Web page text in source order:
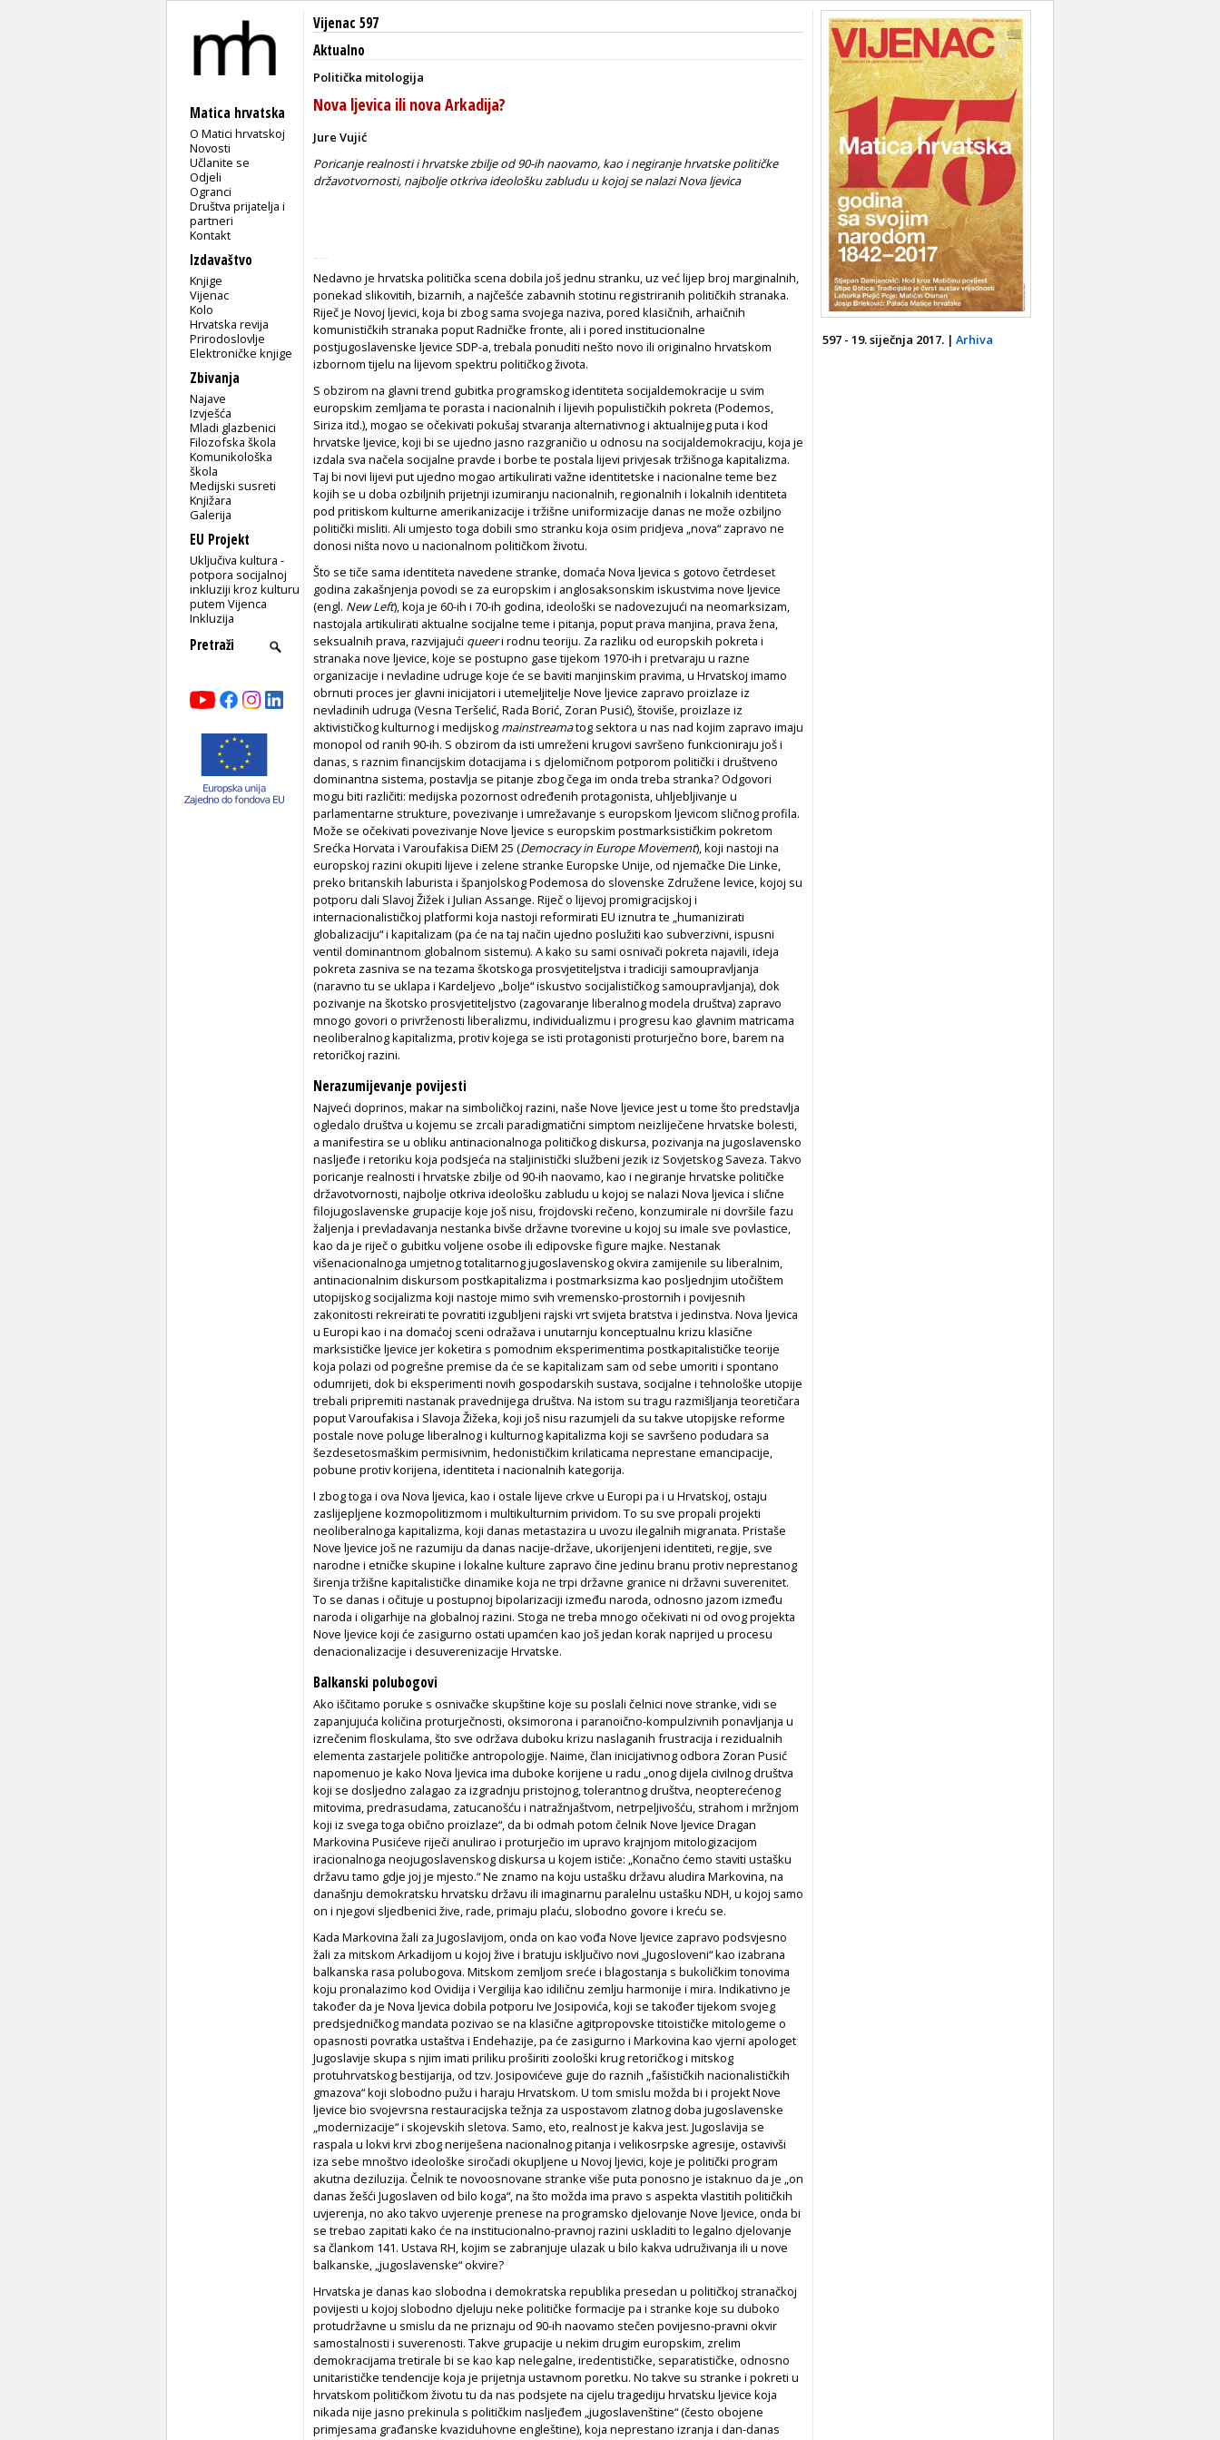
Matica hrvatska
O Matici hrvatskoj
Novosti
Učlanite se
Odjeli
Ogranci
Društva prijatelja i
partneri
Kontakt
Izdavaštvo
Knjige
Vijenac
Kolo
Hrvatska revija
Prirodoslovlje
Elektroničke knjige
Zbivanja
Najave
Izvješća
Mladi glazbenici
Filozofska škola
Komunikološka
škola
Medijski susreti
Knjižara
Galerija
EU Projekt
Uključiva kultura -
potpora socijalnoj
inkluziji kroz kulturu
putem Vijenca
Inkluzija
Vijenac 597
Aktualno
Politička mitologija
Nova ljevica ili nova Arkadija?
Jure Vujić
Poricanje realnosti i hrvatske zbilje od 90-ih naovamo, kao i negiranje hrvatske političke
državotvornosti, najbolje otkriva ideološku zabludu u kojoj se nalazi Nova ljevica
Nedavno je hrvatska politička scena dobila još jednu stranku, uz već lijep broj marginalnih,
ponekad slikovitih, bizarnih, a najčešće zabavnih stotinu registriranih političkih stranaka.
Riječ je Novoj ljevici, koja bi zbog sama svojega naziva, pored klasičnih, arhaičnih
komunističkih stranaka poput Radničke fronte, ali i pored institucionalne
postjugoslavenske ljevice SDP-a, trebala ponuditi nešto novo ili originalno hrvatskom
izbornom tijelu na lijevom spektru političkog života.
S obzirom na glavni trend gubitka programskog identiteta socijaldemokracije u svim
europskim zemljama te porasta i nacionalnih i lijevih populističkih pokreta (Podemos,
Siriza itd.), mogao se očekivati pokušaj stvaranja alternativnog i aktualnijeg puta i kod
hrvatske ljevice, koji bi se ujedno jasno razgraničio u odnosu na socijaldemokraciju, koja je
izdala sva načela socijalne pravde i borbe te postala lijevi privjesak tržišnoga kapitalizma.
Taj bi novi lijevi put ujedno mogao artikulirati važne identitetske i nacionalne teme bez
kojih se u doba ozbiljnih prijetnji izumiranju nacionalnih, regionalnih i lokalnih identiteta
pod pritiskom kulturne amerikanizacije i tržišne uniformizacije danas ne može ozbiljno
politički misliti. Ali umjesto toga dobili smo stranku koja osim pridjeva „nova“ zapravo ne
donosi ništa novo u nacionalnom političkom životu.
Što se tiče sama identiteta navedene stranke, domaća Nova ljevica s gotovo četrdeset
godina zakašnjenja povodi se za europskim i anglosaksonskim iskustvima nove ljevice
(engl. New Left), koja je 60-ih i 70-ih godina, ideološki se nadovezujući na neomarksizam,
nastojala artikulirati aktualne socijalne teme i pitanja, poput prava manjina, prava žena,
seksualnih prava, razvijajući queeri rodnu teoriju. Za razliku od europskih pokreta i
stranaka nove ljevice, koje se postupno gase tijekom 1970-ih i pretvaraju u razne
organizacije i nevladine udruge koje će se baviti manjinskim pravima, u Hrvatskoj imamo
obrnuti proces jer glavni inicijatori i utemeljitelje Nove ljevice zapravo proizlaze iz
nevladinih udruga (Vesna Teršelić, Rada Borić, Zoran Pusić), štoviše, proizlaze iz
aktivističkog kulturnog i medijskog mainstreamatog sektora u nas nad kojim zapravo imaju
monopol od ranih 90-ih. S obzirom da isti umreženi krugovi savršeno funkcioniraju još i
danas, s raznim financijskim dotacijama i s djelomičnom potporom politički i društveno
dominantna sistema, postavlja se pitanje zbog čega im onda treba stranka? Odgovori
mogu biti različiti: medijska pozornost određenih protagonista, uhljebljivanje u
parlamentarne strukture, povezivanje i umrežavanje s europskom ljevicom sličnog profila.
Može se očekivati povezivanje Nove ljevice s europskim postmarksističkim pokretom
Srećka Horvata i Varoufakisa DiEM 25 (Democracy in Europe Movement), koji nastoji na
europskoj razini okupiti lijeve i zelene stranke Europske Unije, od njemačke Die Linke,
preko britanskih laburista i španjolskog Podemosa do slovenske Združene levice, kojoj su
potporu dali Slavoj Žižek i Julian Assange. Riječ o lijevoj promigracijskoj i
internacionalističkoj platformi koja nastoji reformirati EU iznutra te „humanizirati
globalizaciju“ i kapitalizam (pa će na taj način ujedno poslužiti kao subverzivni, ispusni
ventil dominantnom globalnom sistemu). A kako su sami osnivači pokreta najavili, ideja
pokreta zasniva se na tezama škotskoga prosvjetiteljstva i tradiciji samoupravljanja
(naravno tu se uklapa i Kardeljevo „bolje“ iskustvo socijalističkog samoupravljanja), dok
pozivanje na škotsko prosvjetiteljstvo (zagovaranje liberalnog modela društva) zapravo
mnogo govori o privrženosti liberalizmu, individualizmu i progresu kao glavnim matricama
neoliberalnog kapitalizma, protiv kojega se isti protagonisti proturječno bore, barem na
retoričkoj razini.
Nerazumijevanje povijesti
Najveći doprinos, makar na simboličkoj razini, naše Nove ljevice jest u tome što predstavlja
ogledalo društva u kojemu se zrcali paradigmatični simptom neizliječene hrvatske bolesti,
a manifestira se u obliku antinacionalnoga političkog diskursa, pozivanja na jugoslavensko
nasljeđe i retoriku koja podsjeća na staljinistički službeni jezik iz Sovjetskog Saveza. Takvo
poricanje realnosti i hrvatske zbilje od 90-ih naovamo, kao i negiranje hrvatske političke
državotvornosti, najbolje otkriva ideološku zabludu u kojoj se nalazi Nova ljevica i slične
filojugoslavenske grupacije koje još nisu, frojdovski rečeno, konzumirale ni dovršile fazu
žaljenja i prevladavanja nestanka bivše državne tvorevine u kojoj su imale sve povlastice,
kao da je riječ o gubitku voljene osobe ili edipovske figure majke. Nestanak
višenacionalnoga umjetnog totalitarnog jugoslavenskog okvira zamijenile su liberalnim,
antinacionalnim diskursom postkapitalizma i postmarksizma kao posljednjim utočištem
utopijskog socijalizma koji nastoje mimo svih vremensko-prostornih i povijesnih
zakonitosti rekreirati te povratiti izgubljeni rajski vrt svijeta bratstva i jedinstva. Nova ljevica
u Europi kao i na domaćoj sceni odražava i unutarnju konceptualnu krizu klasične
marksističke ljevice jer koketira s pomodnim eksperimentima postkapitalističke teorije
koja polazi od pogrešne premise da će se kapitalizam sam od sebe umoriti i spontano
odumrijeti, dok bi eksperimenti novih gospodarskih sustava, socijalne i tehnološke utopije
trebali pripremiti nastanak pravednijega društva. Na istom su tragu razmišljanja teoretičara
poput Varoufakisa i Slavoja Žižeka, koji još nisu razumjeli da su takve utopijske reforme
postale nove poluge liberalnog i kulturnog kapitalizma koji se savršeno podudara sa
šezdesetosmaškim permisivnim, hedonističkim krilaticama neprestane emancipacije,
pobune protiv korijena, identiteta i nacionalnih kategorija.
I zbog toga i ova Nova ljevica, kao i ostale lijeve crkve u Europi pa i u Hrvatskoj, ostaju
zaslijepljene kozmopolitizmom i multikulturnim prividom. To su sve propali projekti
neoliberalnoga kapitalizma, koji danas metastazira u uvozu ilegalnih migranata. Pristaše
Nove ljevice još ne razumiju da danas nacije-države, ukorijenjeni identiteti, regije, sve
narodne i etničke skupine i lokalne kulture zapravo čine jedinu branu protiv neprestanog
širenja tržišne kapitalističke dinamike koja ne trpi državne granice ni državni suverenitet.
To se danas i očituje u postupnoj bipolarizaciji između naroda, odnosno jazom između
naroda i oligarhije na globalnoj razini. Stoga ne treba mnogo očekivati ni od ovog projekta
Nove ljevice koji će zasigurno ostati upamćen kao još jedan korak naprijed u procesu
denacionalizacije i desuverenizacije Hrvatske.
Balkanski polubogovi
Ako iščitamo poruke s osnivačke skupštine koje su poslali čelnici nove stranke, vidi se
zapanjujuća količina proturječnosti, oksimorona i paranoično-kompulzivnih ponavljanja u
izrečenim floskulama, što sve održava duboku krizu naslaganih frustracija i rezidualnih
elementa zastarjele političke antropologije. Naime, član inicijativnog odbora Zoran Pusić
napomenuo je kako Nova ljevica ima duboke korijene u radu „onog dijela civilnog društva
koji se dosljedno zalagao za izgradnju pristojnog, tolerantnog društva, neopterećenog
mitovima, predrasudama, zatucanošću i natražnjaštvom, netrpeljivošću, strahom i mržnjom
koji iz svega toga obično proizlaze“, da bi odmah potom čelnik Nove ljevice Dragan
Markovina Pusićeve riječi anulirao i proturječio im upravo krajnjom mitologizacijom
iracionalnoga neojugoslavenskog diskursa u kojem ističe: „Konačno ćemo staviti ustašku
državu tamo gdje joj je mjesto.“ Ne znamo na koju ustašku državu aludira Markovina, na
današnju demokratsku hrvatsku državu ili imaginarnu paralelnu ustašku NDH, u kojoj samo
on i njegovi sljedbenici žive, rade, primaju plaću, slobodno govore i kreću se.
Kada Markovina žali za Jugoslavijom, onda on kao vođa Nove ljevice zapravo podsvjesno
žali za mitskom Arkadijom u kojoj žive i bratuju isključivo novi „Jugosloveni“ kao izabrana
balkanska rasa polubogova. Mitskom zemljom sreće i blagostanja s bukoličkim tonovima
koju pronalazimo kod Ovidija i Vergilija kao idiličnu zemlju harmonije i mira. Indikativno je
također da je Nova ljevica dobila potporu Ive Josipovića, koji se također tijekom svojeg
predsjedničkog mandata pozivao se na klasične agitpropovske titoističke mitologeme o
opasnosti povratka ustaštva i Endehazije, pa će zasigurno i Markovina kao vjerni apologet
Jugoslavije skupa s njim imati priliku proširiti zoološki krug retoričkog i mitskog
protuhrvatskog bestijarija, od tzv. Josipovićeve guje do raznih „fašističkih nacionalističkih
gmazova“ koji slobodno pužu i haraju Hrvatskom. U tom smislu možda bi i projekt Nove
ljevice bio svojevrsna restauracijska težnja za uspostavom zlatnog doba jugoslavenske
„modernizacije“ i skojevskih sletova. Samo, eto, realnost je kakva jest. Jugoslavija se
raspala u lokvi krvi zbog neriješena nacionalnog pitanja i velikosrpske agresije, ostavivši
iza sebe mnoštvo ideološke siročadi okupljene u Novoj ljevici, koje je politički program
akutna deziluzija. Čelnik te novoosnovane stranke više puta ponosno je istaknuo da je „on
danas žešći Jugoslaven od bilo koga“, na što možda ima pravo s aspekta vlastitih političkih
uvjerenja, no ako takvo uvjerenje prenese na programsko djelovanje Nove ljevice, onda bi
se trebao zapitati kako će na institucionalno-pravnoj razini uskladiti to legalno djelovanje
sa člankom 141. Ustava RH, kojim se zabranjuje ulazak u bilo kakva udruživanja ili u nove
balkanske, „jugoslavenske“ okvire?
Hrvatska je danas kao slobodna i demokratska republika presedan u političkoj stranačkoj
povijesti u kojoj slobodno djeluju neke političke formacije pa i stranke koje su duboko
protudržavne u smislu da ne priznaju od 90-ih naovamo stečen povijesno-pravni okvir
samostalnosti i suverenosti. Takve grupacije u nekim drugim europskim, zrelim
demokracijama tretirale bi se kao kap nelegalne, iredentističke, separatističke, odnosno
unitarističke tendencije koja je prijetnja ustavnom poretku. No takve su stranke i pokreti u
hrvatskom političkom životu tu da nas podsjete na cijelu tragediju hrvatsku ljevice koja
nikada nije jasno prekinula s političkim nasljeđem „jugoslavenštine“ (često obojene
primjesama građanske kvaziduhovne engleštine), koja neprestano izranja i dan-danas
597 - 19. siječnja 2017. | Arhiva